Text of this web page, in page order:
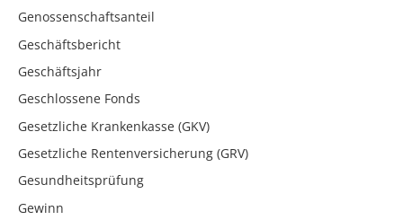
Genossenschaftsanteil
Geschäftsbericht
Geschäftsjahr
Geschlossene Fonds
Gesetzliche Krankenkasse (GKV)
Gesetzliche Rentenversicherung (GRV)
Gesundheitsprüfung
Gewinn